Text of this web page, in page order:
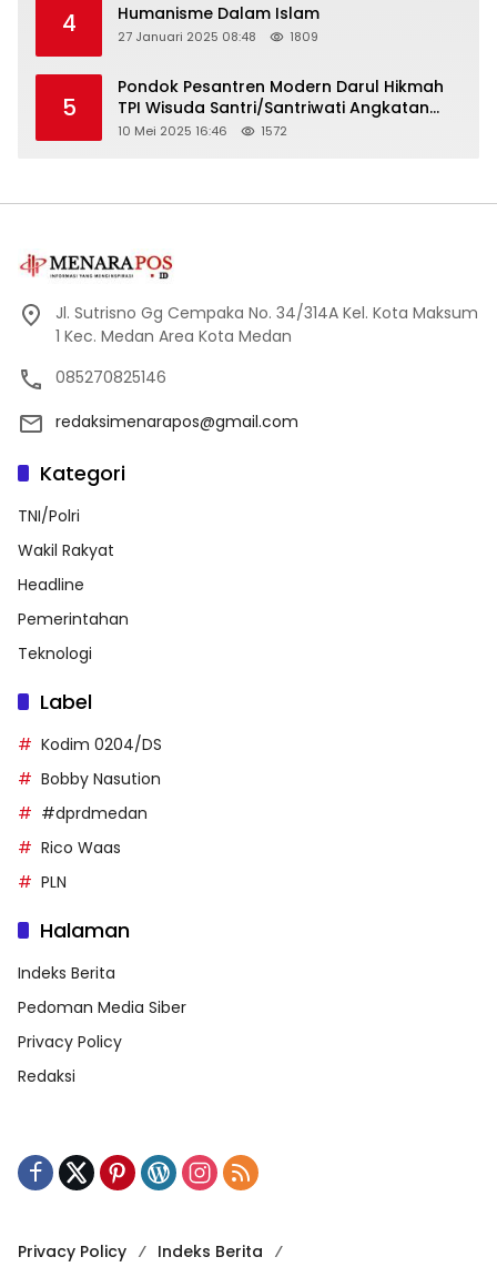
4 Humanisme Dalam Islam
27 Januari 2025 08:48 1809
5
Pondok Pesantren Modern Darul Hikmah
TPI Wisuda Santri/Santriwati Angkatan
XXXIII
10 Mei 2025 16:46 1572
Jl. Sutrisno Gg Cempaka No. 34/314A Kel. Kota Maksum
1 Kec. Medan Area Kota Medan
085270825146
redaksimenarapos@gmail.com
Kategori
TNI/Polri
Wakil Rakyat
Headline
Pemerintahan
Teknologi
Label
Kodim 0204/DS
Bobby Nasution
#dprdmedan
Rico Waas
PLN
Halaman
Indeks Berita
Pedoman Media Siber
Privacy Policy
Redaksi
Privacy Policy Indeks Berita